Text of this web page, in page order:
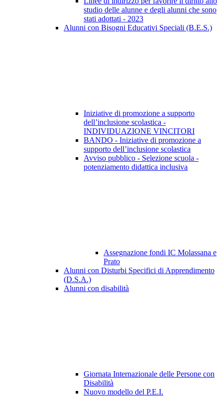
studio delle alunne e degli alunni che sono
stati adottati - 2023
Alunni con Bisogni Educativi Speciali (B.E.S.)
Iniziative di promozione a supporto
dell’inclusione scolastica -
INDIVIDUAZIONE VINCITORI
BANDO - Iniziative di promozione a
supporto dell’inclusione scolastica
Avviso pubblico - Selezione scuola -
potenziamento didattica inclusiva
Assegnazione fondi IC Molassana e
Prato
Alunni con Disturbi Specifici di Apprendimento
(D.S.A.)
Alunni con disabilità
Giornata Internazionale delle Persone con
Disabilità
Nuovo modello del P.E.I.